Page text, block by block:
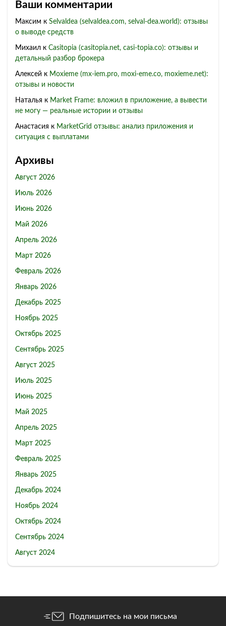
Ваши комментарии
Максим к Selvaldea (selvaldea.com, selval-dea.world): отзывы
о выводе средств
Михаил к Casitopia (casitopia.net, casi-topia.co): отзывы и
детальный разбор брокера
Алексей к Moxieme (mx-iem.pro, moxi-eme.co, moxieme.net):
отзывы и новости
Наталья к Market Frame: вложил в приложение, а вывести
не могу — реальные истории и отзывы
Анастасия к MarketGrid отзывы: анализ приложения и
ситуация с выплатами
Архивы
Август 2026
Июль 2026
Июнь 2026
Май 2026
Апрель 2026
Март 2026
Февраль 2026
Январь 2026
Декабрь 2025
Ноябрь 2025
Октябрь 2025
Сентябрь 2025
Август 2025
Июль 2025
Июнь 2025
Май 2025
Апрель 2025
Март 2025
Февраль 2025
Январь 2025
Декабрь 2024
Ноябрь 2024
Октябрь 2024
Сентябрь 2024
Август 2024
Подпишитесь на мои письма